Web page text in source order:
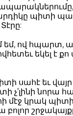
պիտի
եմ, ով հպարտ,
եկել է քո
սահէ եւ վայր
չ’լինի նորա
մէջ կրակ